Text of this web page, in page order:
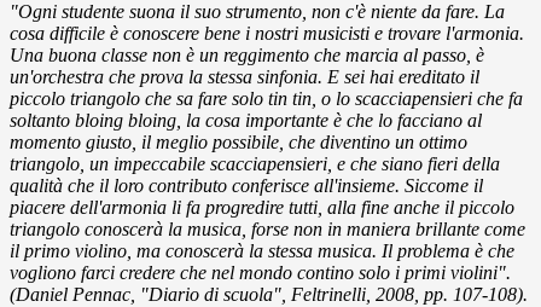
"Ogni studente suona il suo strumento, non c'è niente da fare. La
cosa difficile è conoscere bene i nostri musicisti e trovare l'armonia.
Una buona classe non è un reggimento che marcia al passo, è
un'orchestra che prova la stessa sinfonia. E sei hai ereditato il
piccolo triangolo che sa fare solo tin tin, o lo scacciapensieri che fa
soltanto bloing bloing, la cosa importante è che lo facciano al
momento giusto, il meglio possibile, che diventino un ottimo
triangolo, un impeccabile scacciapensieri, e che siano fieri della
qualità che il loro contributo conferisce all'insieme. Siccome il
piacere dell'armonia li fa progredire tutti, alla fine anche il piccolo
triangolo conoscerà la musica, forse non in maniera brillante come
il primo violino, ma conoscerà la stessa musica. Il problema è che
vogliono farci credere che nel mondo contino solo i primi violini".
(Daniel Pennac, "Diario di scuola", Feltrinelli, 2008, pp. 107-108).